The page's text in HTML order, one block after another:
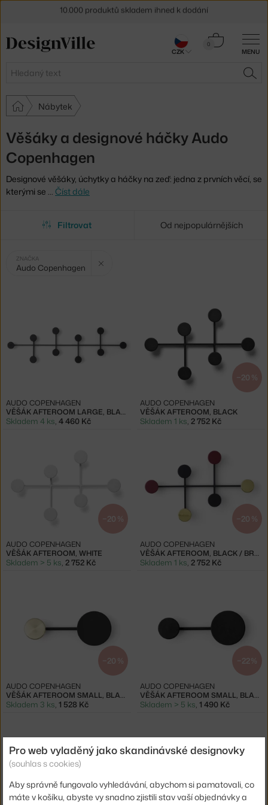
MENU
Hledat
0
Košík
Nábytek
Věšáky a designové háčky Audo
Copenhagen
Designové věšáky, úchytky a háčky na zeď: jedna z prvních věcí, se
kterými se … Číst dále
Filtrovat Od nejpopulárnějších
Vybrané
filtry:
ZNAČKA
Audo Copenhagen
VĚŠÁK AFTEROOM LARGE, BLACK
AUDO COPENHAGEN
Skladem 4 ks 4 460 Kč
−20 %
VĚŠÁK AFTEROOM, BLACK
AUDO COPENHAGEN
Skladem 1 ks 2 752 Kč
−20 %
VĚŠÁK AFTEROOM, WHITE
AUDO COPENHAGEN
Skladem > 5 ks, 2 752 Kč
−20 %
VĚŠÁK AFTEROOM, BLACK / BRASS
AUDO COPENHAGEN
Skladem 1 ks, 2 752 Kč
−20 %
VĚŠÁK AFTEROOM SMALL, BLACK / BRASS
AUDO COPENHAGEN
Skladem 3 ks, 1 528 Kč
−22 %
VĚŠÁK AFTEROOM SMALL, BLACK
AUDO COPENHAGEN
Skladem > 5 ks, 1 490 Kč
30 dní na vrácení zbožíCZK
Pro web vyladěný jako skandinávské designovky
(souhlas s cookies)
Aby správně fungovalo vyhledávání, abychom si pamatovali, co
máte v košíku, abyste vy snadno zjistili stav vaší objednávky a